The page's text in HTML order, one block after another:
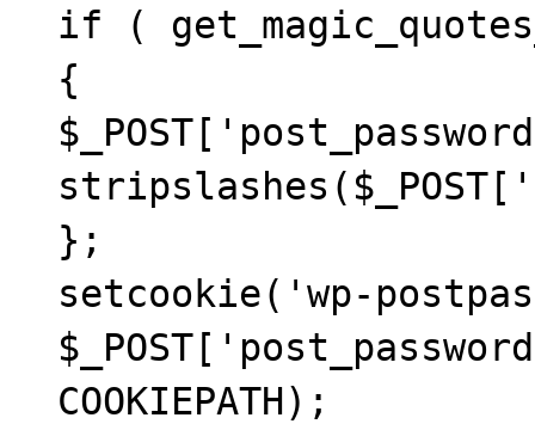
if (
{
};
setcookie('wp-
COOKIEPATH);